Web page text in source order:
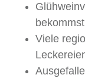
bekommst
Viele